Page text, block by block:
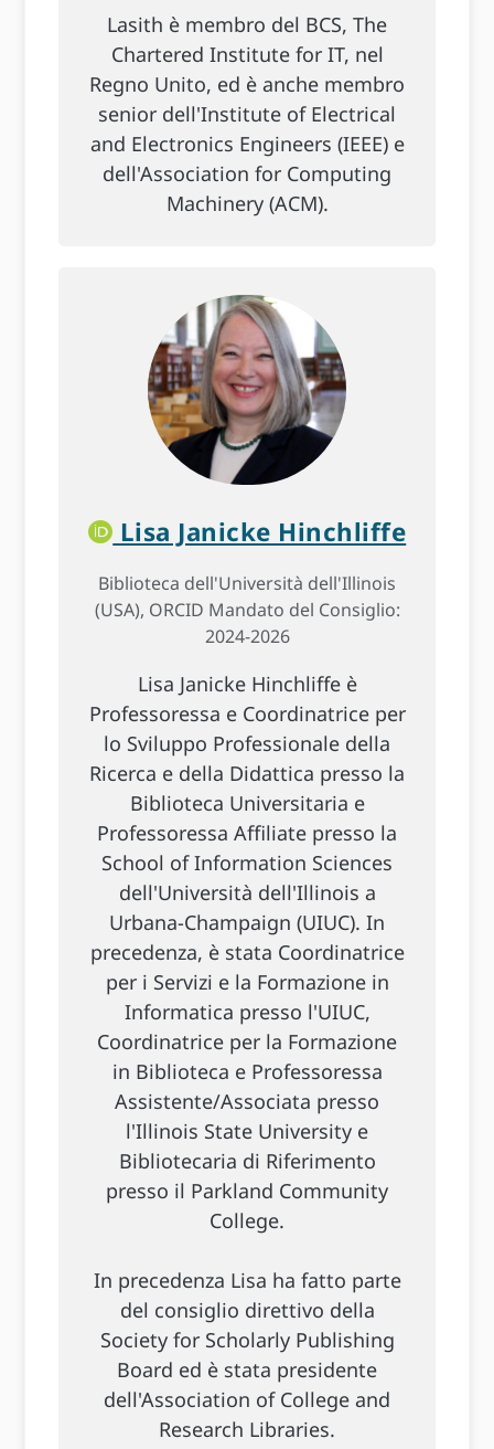
Lasith è membro del BCS, The
Chartered Institute for IT, nel
Regno Unito, ed è anche membro
senior dell'Institute of Electrical
and Electronics Engineers (IEEE) e
dell'Association for Computing
Machinery (ACM).
Lisa Janicke Hinchliffe
Biblioteca dell'Università dell'Illinois
(USA), ORCID Mandato del Consiglio:
2024-2026
Lisa Janicke Hinchliffe è
Professoressa e Coordinatrice per
lo Sviluppo Professionale della
Ricerca e della Didattica presso la
Biblioteca Universitaria e
Professoressa Affiliate presso la
School of Information Sciences
dell'Università dell'Illinois a
Urbana-Champaign (UIUC). In
precedenza, è stata Coordinatrice
per i Servizi e la Formazione in
Informatica presso l'UIUC,
Coordinatrice per la Formazione
in Biblioteca e Professoressa
Assistente/Associata presso
l'Illinois State University e
Bibliotecaria di Riferimento
presso il Parkland Community
College.
In precedenza Lisa ha fatto parte
del consiglio direttivo della
Society for Scholarly Publishing
Board ed è stata presidente
dell'Association of College and
Research Libraries.